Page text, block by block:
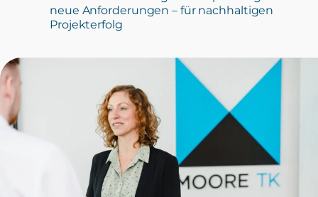
neue Anforderungen – für nachhaltigen
Projekterfolg